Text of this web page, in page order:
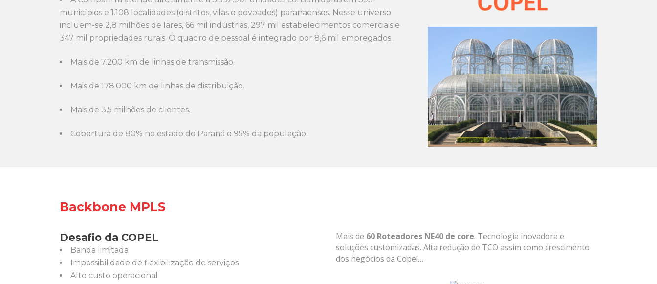
municípios e 1.108 localidades (distritos, vilas e povoados) paranaenses. Nesse universo
incluem-se 2,8 milhões de lares, 66 mil indústrias, 297 mil estabelecimentos comerciais e
347 mil propriedades rurais. O quadro de pessoal é integrado por 8,6 mil empregados.
Mais de 7.200 km de linhas de transmissão.
Mais de 178.000 km de linhas de distribuição.
Mais de 3,5 milhões de clientes.
Cobertura de 80% no estado do Paraná e 95% da população.
Backbone MPLS
Desafio da COPEL
Banda limitada
Impossibilidade de flexibilização de serviços
Alto custo operacional
Mais de 60 Roteadores NE40 de core. Tecnologia inovadora e
soluções customizadas. Alta redução de TCO assim como crescimento
dos negócios da Copel…